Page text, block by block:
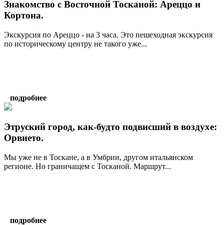
Знакомство с Восточной Тосканой: Ареццо и
Кортона.
Экскурсия по Ареццо - на 3 часа. Это пешеходная экскурсия
по историческому центру не такого уже...
подробнее
Этруский город, как-будто подвисший в воздухе:
Орвието.
Мы уже не в Тоскане, а в Умбрии, другом итальянском
регионе. Но граничащем с Тосканой. Маршрут...
подробнее